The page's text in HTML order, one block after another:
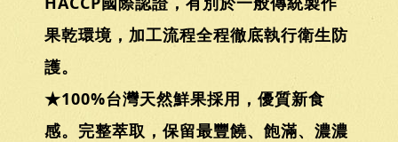
果乾環境，加工流程全程徹底執行衛生防
護。
★100%台灣天然鮮果採用，優質新食
感。完整萃取，保留最豐饒、飽滿、濃濃